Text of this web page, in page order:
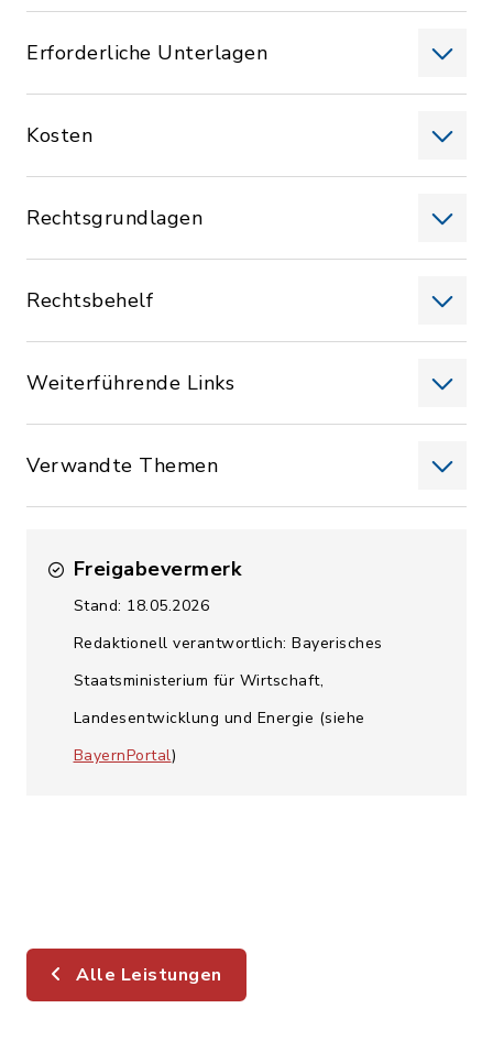
Erforderliche Unterlagen
Kosten
Rechtsgrundlagen
Rechtsbehelf
Weiterführende Links
Verwandte Themen
Freigabevermerk
Stand: 18.05.2026
Redaktionell verantwortlich: Bayerisches
Staatsministerium für Wirtschaft,
Landesentwicklung und Energie (siehe
BayernPortal)
Alle Leistungen